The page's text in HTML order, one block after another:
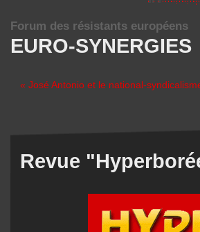
EURO-SYNERGIES
Forum des résistants européens
« José Antonio et le national-
Revue